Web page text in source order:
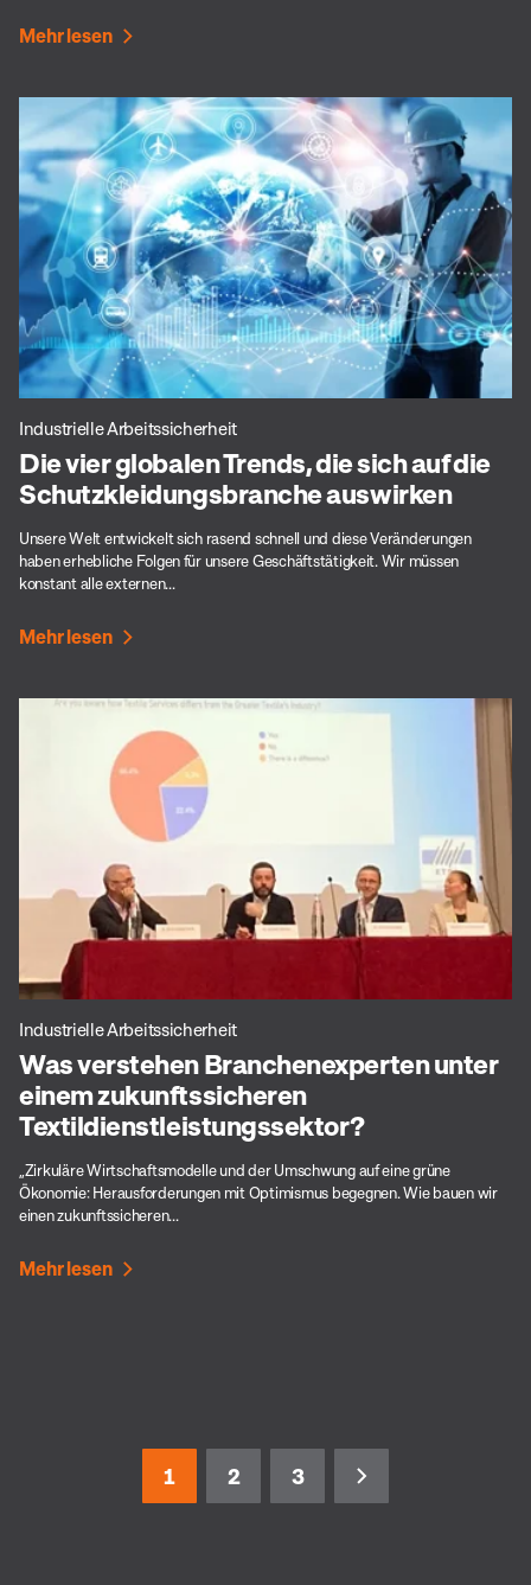
Mehr lesen
Industrielle Arbeitssicherheit
Die vier globalen Trends, die sich auf die
Schutzkleidungsbranche auswirken
Unsere Welt entwickelt sich rasend schnell und diese Veränderungen
haben erhebliche Folgen für unsere Geschäftstätigkeit. Wir müssen
konstant alle externen...
Mehr lesen
Industrielle Arbeitssicherheit
Was verstehen Branchenexperten unter
einem zukunftssicheren
Textildienstleistungssektor?
„Zirkuläre Wirtschaftsmodelle und der Umschwung auf eine grüne
Ökonomie: Herausforderungen mit Optimismus begegnen. Wie bauen wir
einen zukunftssicheren...
Mehr lesen
1 2 3